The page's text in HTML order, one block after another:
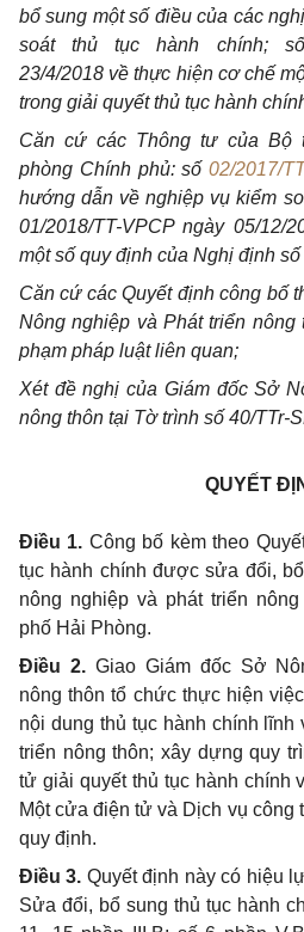
bổ sung một số điều của các
soát thủ tục hành chính;
23/4/2018 về thực hiện cơ chế
trong giải quyết thủ tục hành
Căn cứ các Thông tư của Bộ
phòng Chính phủ: số02/2017/
hướng dẫn về nghiệp vụ kiểm
01/2018/TT-VPCP ngày 05/12/
một số quy định của Nghị định số
Căn cứ các Quyết định công bố
Nông nghiệp và Phát triển
phạm pháp luật liên quan;
Xét đề nghị của Giám đốc Sở
nông thôn tại Tờ trình số 40/TTr-
QUYẾT
Điều 1. Công bố kèm theo
tục hành chính được sửa đổi,
nông nghiệp và phát triển
phố Hải Phòng.
Điều 2. Giao Giám đốc Sở
nông thôn tổ chức thực hiện
nội dung thủ tục hành chính
triển nông thôn; xây dựng quy
tử giải quyết thủ tục hành chính
Một cửa điện tử và Dịch vụ công
quy định.
Điều 3. Quyết định này có hiệu
Sửa đổi, bổ sung thủ tục hành